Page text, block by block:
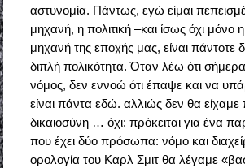
αστυνομία. Πάντως, εγώ είμαι
μηχανή, η πολιτική –και ίσως όχι μόνο η
μηχανή της εποχής μας, είναι πάντοτε
διπλή πολικότητα. Όταν λέω ότι
νόμος, δεν εννοώ ότι έπαψε και να
είναι πάντα εδώ. αλλιώς δεν θα είχαμε
δικαιοσύνη … όχι: πρόκειται για ένα
που έχει δύο πρόσωπα: νόμο και
ορολογία του Καρλ Σμιτ θα λέγαμε